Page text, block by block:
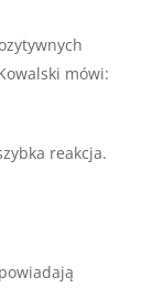
mówi:
reakcja.